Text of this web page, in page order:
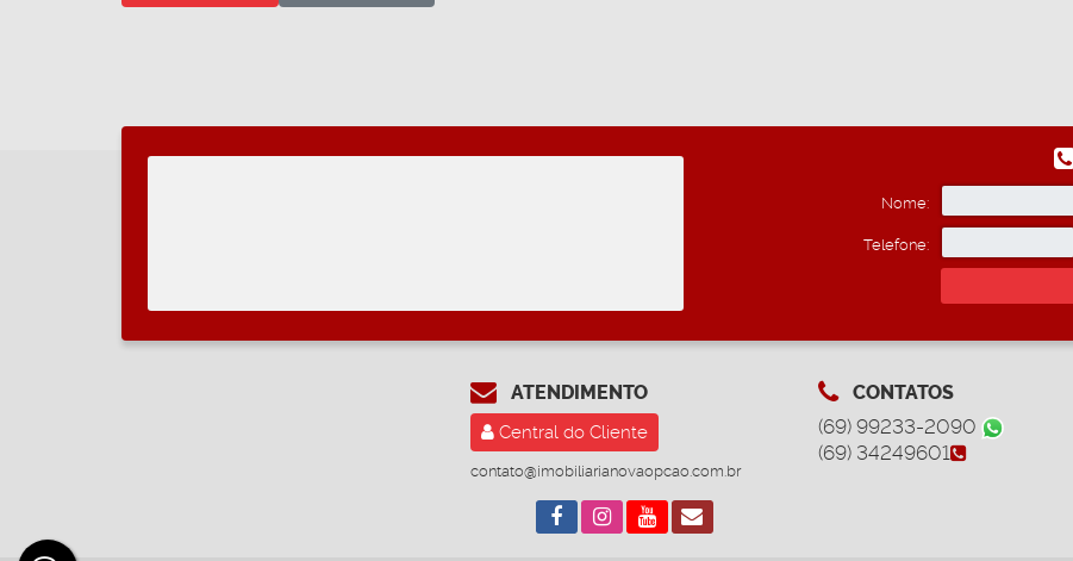
Nome:
Telefone:
ATENDIMENTO
Central do Cliente
contato@imobiliarianovaopcao.com.br
CONTATOS
(69) 99233-2090
(69) 34249601